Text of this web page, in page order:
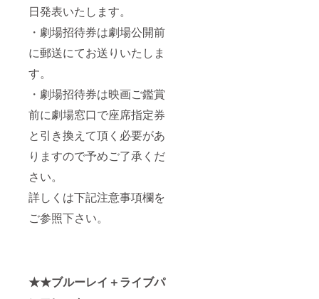
日発表いたします。
・劇場招待券は劇場公開前
に郵送にてお送りいたしま
す。
・劇場招待券は映画ご鑑賞
前に劇場窓口で座席指定券
と引き換えて頂く必要があ
りますので予めご了承くだ
さい。
詳しくは下記注意事項欄を
ご参照下さい。
★★ブルーレイ＋ライブパ